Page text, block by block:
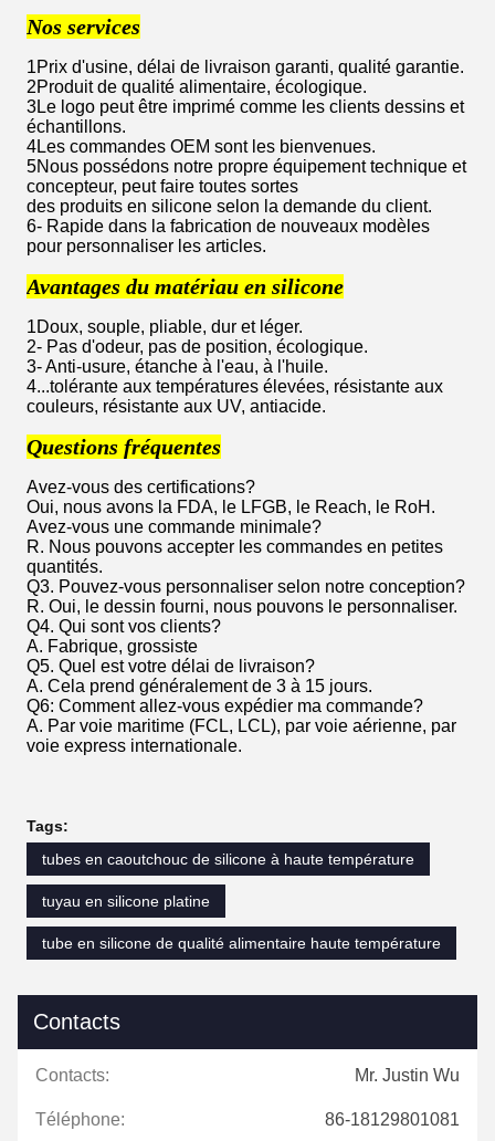
Nos services
1Prix d'usine, délai de livraison garanti, qualité garantie.
2Produit de qualité alimentaire, écologique.
3Le logo peut être imprimé comme les clients dessins et
échantillons.
4Les commandes OEM sont les bienvenues.
5Nous possédons notre propre équipement technique et
concepteur, peut faire toutes sortes
des produits en silicone selon la demande du client.
6- Rapide dans la fabrication de nouveaux modèles
pour personnaliser les articles.
Avantages du matériau en silicone
1Doux, souple, pliable, dur et léger.
2- Pas d'odeur, pas de position, écologique.
3- Anti-usure, étanche à l'eau, à l'huile.
4...tolérante aux températures élevées, résistante aux
couleurs, résistante aux UV, antiacide.
Questions fréquentes
Avez-vous des certifications?
Oui, nous avons la FDA, le LFGB, le Reach, le RoH.
Avez-vous une commande minimale?
R. Nous pouvons accepter les commandes en petites
quantités.
Q3. Pouvez-vous personnaliser selon notre conception?
R. Oui, le dessin fourni, nous pouvons le personnaliser.
Q4. Qui sont vos clients?
A. Fabrique, grossiste
Q5. Quel est votre délai de livraison?
A. Cela prend généralement de 3 à 15 jours.
Q6: Comment allez-vous expédier ma commande?
A. Par voie maritime (FCL, LCL), par voie aérienne, par
voie express internationale.
Tags:
tubes en caoutchouc de silicone à haute température
tuyau en silicone platine
tube en silicone de qualité alimentaire haute température
Contacts
Contacts: Mr. Justin Wu
Téléphone: 86-18129801081